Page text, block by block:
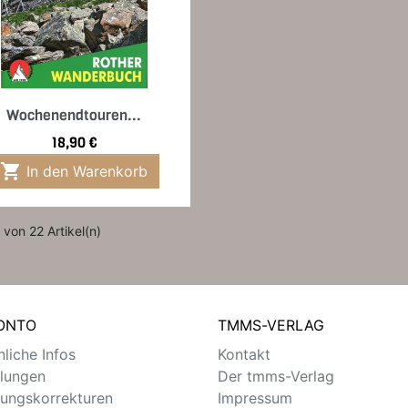
Vorschau
Wochenendtouren...
Preis
18,90 €
 In den Warenkorb
22 Artikel(n)
Infos
TMMS-VERLAG
Kontakt
Der tmms-Verlag
Impressum